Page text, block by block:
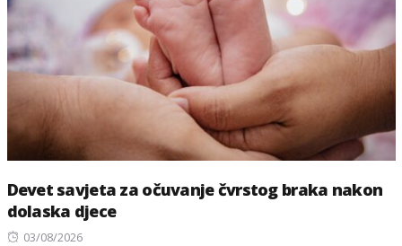
Devet savjeta za očuvanje čvrstog braka nakon
dolaska djece
Posted
03/08/2026